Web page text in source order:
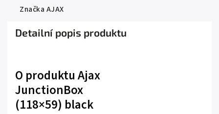
Značka AJAX
Detailní popis produktu
O produktu Ajax
JunctionBox
(118×59) black